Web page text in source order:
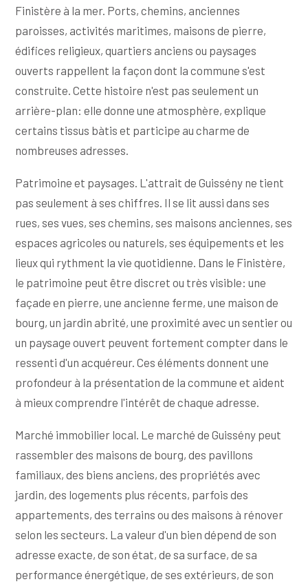
Finistère à la mer. Ports, chemins, anciennes
paroisses, activités maritimes, maisons de pierre,
édifices religieux, quartiers anciens ou paysages
ouverts rappellent la façon dont la commune s'est
construite. Cette histoire n'est pas seulement un
arrière-plan: elle donne une atmosphère, explique
certains tissus bàtis et participe au charme de
nombreuses adresses.
Patrimoine et paysages. L'attrait de Guissény ne tient
pas seulement à ses chiffres. Il se lit aussi dans ses
rues, ses vues, ses chemins, ses maisons anciennes, ses
espaces agricoles ou naturels, ses équipements et les
lieux qui rythment la vie quotidienne. Dans le Finistère,
le patrimoine peut être discret ou très visible: une
façade en pierre, une ancienne ferme, une maison de
bourg, un jardin abrité, une proximité avec un sentier ou
un paysage ouvert peuvent fortement compter dans le
ressenti d'un acquéreur. Ces éléments donnent une
profondeur à la présentation de la commune et aident
à mieux comprendre l'intérêt de chaque adresse.
Marché immobilier local. Le marché de Guissény peut
rassembler des maisons de bourg, des pavillons
familiaux, des biens anciens, des propriétés avec
jardin, des logements plus récents, parfois des
appartements, des terrains ou des maisons à rénover
selon les secteurs. La valeur d'un bien dépend de son
adresse exacte, de son état, de sa surface, de sa
performance énergétique, de ses extérieurs, de son